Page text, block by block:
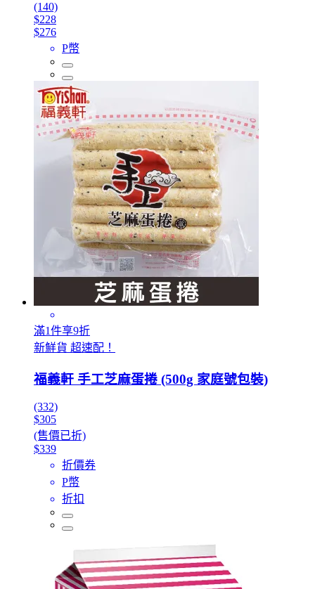
(140)
$228
$276
P幣
滿1件享9折
新鮮貨 超速配！
福義軒 手工芝麻蛋捲 (500g 家庭號包裝)
(332)
$305
(售價已折)
$339
折價券
P幣
折扣